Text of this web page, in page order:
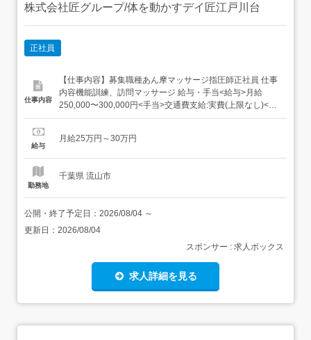
株式会社匠グループ/体を動かすデイ匠江戸川台
正社員
仕事内容
【仕事内容】募集職種あん摩マッサージ指圧師正社員 仕事
内容機能訓練、訪問マッサージ 給与・手当<給与>月給
250,000〜300,000円<手当>交通費支給:実費(上限なし)<賞
与>賞与あり年1回合計1ヶ月分250,000〜300,000円業績連
務時間日勤専従1日勤:8:30～17:30(休憩60分...
給与
月給25万円～30万円
勤務地
千葉県 流山市
公開・終了予定日： 2026/08/04 ～
更新日： 2026/08/04
スポンサー : 求人ボックス
求人詳細を見る